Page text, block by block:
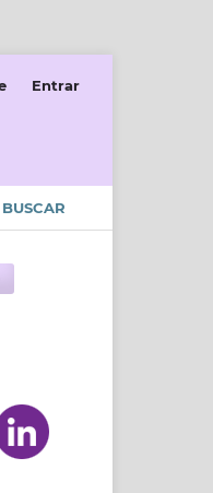
BUSCAR
Entrar